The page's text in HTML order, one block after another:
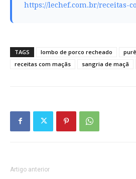
https://lechef.com.br/receitas-
TAGS lombo de porco recheado
receitas com maçãs
sangria de maçã
Artigo anterior